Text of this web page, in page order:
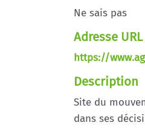
Ne sais pas
Adresse URL
https://
Description
Site du
dans ses